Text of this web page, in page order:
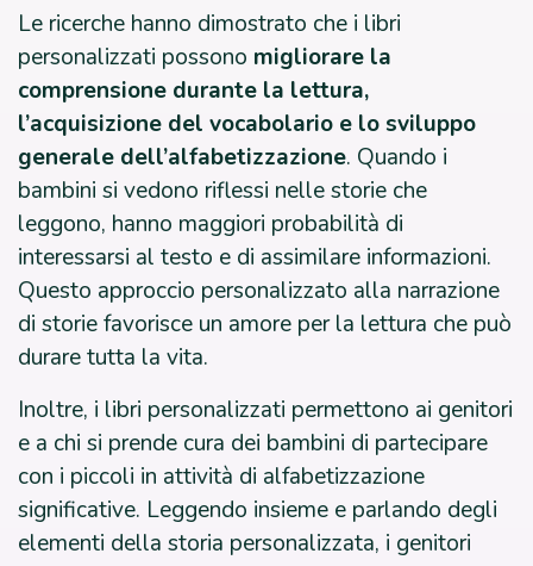
Le ricerche hanno dimostrato che i libri
personalizzati possono migliorare la
comprensione durante la lettura,
l’acquisizione del vocabolario e lo sviluppo
generale dell’alfabetizzazione. Quando i
bambini si vedono riflessi nelle storie che
leggono, hanno maggiori probabilità di
interessarsi al testo e di assimilare informazioni.
Questo approccio personalizzato alla narrazione
di storie favorisce un amore per la lettura che può
durare tutta la vita.
Inoltre, i libri personalizzati permettono ai genitori
e a chi si prende cura dei bambini di partecipare
con i piccoli in attività di alfabetizzazione
significative. Leggendo insieme e parlando degli
elementi della storia personalizzata, i genitori